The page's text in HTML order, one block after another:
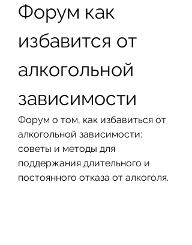
Форум как
избавится от
алкогольной
зависимости
Форум о том, как избавиться от
алкогольной зависимости:
советы и методы для
поддержания длительного и
постоянного отказа от алкоголя.